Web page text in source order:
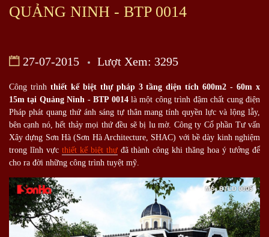
QUẢNG NINH - BTP 0014
27-07-2015 Lượt Xem: 3295
Công trình thiết kế biệt thự pháp 3 tầng diện tích 600m2 - 60m x
15m tại Quảng Ninh - BTP 0014 là một công trình đậm chất cung điện
Pháp phát quang thứ ánh sáng tự thân mang tính quyền lực và lộng lẫy,
bên cạnh nó, hết thảy mọi thứ đều sẽ bị lu mờ. Công ty Cổ phần Tư vấn
Xây dựng Sơn Hà (Sơn Hà Architecture, SHAC) với bề dày kinh nghiệm
trong lĩnh vực thiết kế biệt thựđã thành công khi thăng hoa ý tưởng để
cho ra đời những công trình tuyệt mỹ.